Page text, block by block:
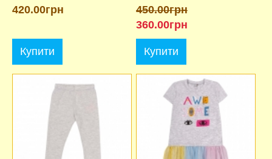
420.00грн
Купити
450.00грн
360.00грн
Купити